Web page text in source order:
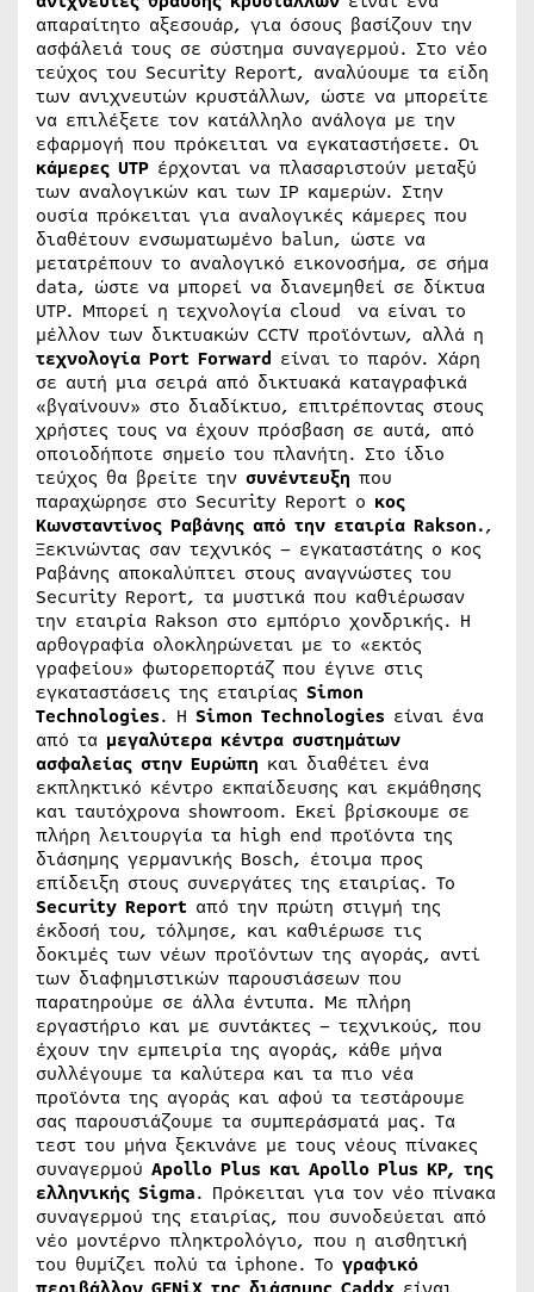
απαραίτητο αξεσουάρ, για όσους βασίζουν την
ασφάλειά τους σε σύστημα συναγερμού. Στο νέο
τεύχος του Security Report, αναλύουμε τα είδη
των ανιχνευτών κρυστάλλων, ώστε να μπορείτε
να επιλέξετε τον κατάλληλο ανάλογα με την
εφαρμογή που πρόκειται να εγκαταστήσετε. Οι
κάμερες UTP έρχονται να πλασαριστούν μεταξύ
των αναλογικών και των IP καμερών. Στην
ουσία πρόκειται για αναλογικές κάμερες που
διαθέτουν ενσωματωμένο balun, ώστε να
μετατρέπουν το αναλογικό εικονοσήμα, σε σήμα
data, ώστε να μπορεί να διανεμηθεί σε δίκτυα
UTP. Μπορεί η τεχνολογία cloud να είναι το
μέλλον των δικτυακών CCTV προϊόντων, αλλά η
τεχνολογία Port Forward είναι το παρόν. Χάρη
σε αυτή μια σειρά από δικτυακά καταγραφικά
«βγαίνουν» στο διαδίκτυο, επιτρέποντας στους
χρήστες τους να έχουν πρόσβαση σε αυτά, από
οποιοδήποτε σημείο του πλανήτη. Στο ίδιο
τεύχος θα βρείτε την συνέντευξη που
παραχώρησε στο Security Report ο κος
Κωνσταντίνος Ραβάνης από την εταιρία Rakson.,
Ξεκινώντας σαν τεχνικός – εγκαταστάτης ο κος
Ραβάνης αποκαλύπτει στους αναγνώστες του
Security Report, τα μυστικά που καθιέρωσαν
την εταιρία Rakson στο εμπόριο χονδρικής. Η
αρθογραφία ολοκληρώνεται με το «εκτός
γραφείου» φωτορεπορτάζ που έγινε στις
εγκαταστάσεις της εταιρίας Simon
Technologies. Η Simon Technologies είναι ένα
από τα μεγαλύτερα κέντρα συστημάτων
ασφαλείας στην Ευρώπη και διαθέτει ένα
εκπληκτικό κέντρο εκπαίδευσης και εκμάθησης
και ταυτόχρονα showroom. Εκεί βρίσκουμε σε
πλήρη λειτουργία τα high end προϊόντα της
διάσημης γερμανικής Bosch, έτοιμα προς
επίδειξη στους συνεργάτες της εταιρίας. Το
Security Report από την πρώτη στιγμή της
έκδοσή του, τόλμησε, και καθιέρωσε τις
δοκιμές των νέων προϊόντων της αγοράς, αντί
των διαφημιστικών παρουσιάσεων που
παρατηρούμε σε άλλα έντυπα. Με πλήρη
εργαστήριο και με συντάκτες – τεχνικούς, που
έχουν την εμπειρία της αγοράς, κάθε μήνα
συλλέγουμε τα καλύτερα και τα πιο νέα
προϊόντα της αγοράς και αφού τα τεστάρουμε
σας παρουσιάζουμε τα συμπεράσματά μας. Τα
τεστ του μήνα ξεκινάνε με τους νέους πίνακες
συναγερμού Apollo Plus και Apollo Plus KP, της
ελληνικής Sigma. Πρόκειται για τον νέο πίνακα
συναγερμού της εταιρίας, που συνοδεύεται από
νέο μοντέρνο πληκτρολόγιο, που η αισθητική
του θυμίζει πολύ τα iphone. Το γραφικό